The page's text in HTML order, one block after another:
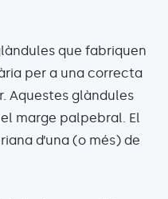
que fabriquen
per a una correcta
Aquestes glàndules
marge palpebral. El
d’una (o més) de